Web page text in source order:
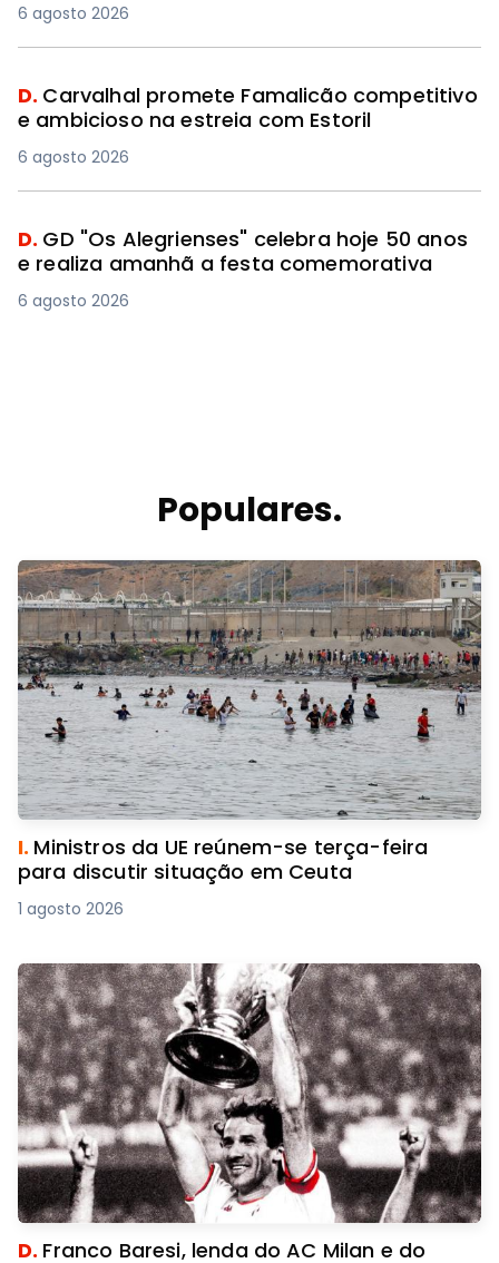
6 agosto 2026
D. Carvalhal promete Famalicão competitivo
e ambicioso na estreia com Estoril
6 agosto 2026
D. GD "Os Alegrienses" celebra hoje 50 anos
e realiza amanhã a festa comemorativa
6 agosto 2026
Populares.
I. Ministros da UE reúnem-se terça-feira
para discutir situação em Ceuta
1 agosto 2026
D. Franco Baresi, lenda do AC Milan e do